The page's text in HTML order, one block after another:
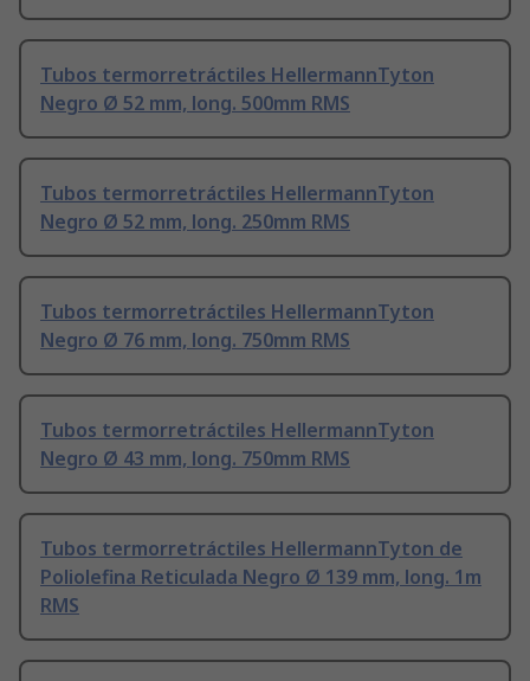
Tubos termorretráctiles HellermannTyton
Negro Ø 52 mm, long. 500mm RMS
Tubos termorretráctiles HellermannTyton
Negro Ø 52 mm, long. 250mm RMS
Tubos termorretráctiles HellermannTyton
Negro Ø 76 mm, long. 750mm RMS
Tubos termorretráctiles HellermannTyton
Negro Ø 43 mm, long. 750mm RMS
Tubos termorretráctiles HellermannTyton de
Poliolefina Reticulada Negro Ø 139 mm, long. 1m
RMS